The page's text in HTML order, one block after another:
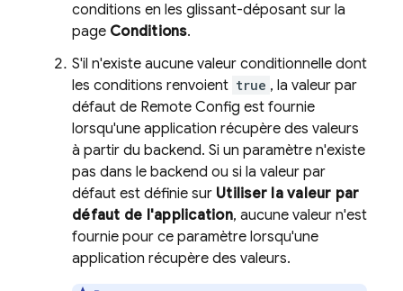
conditions en les glissant-déposant sur la
page Conditions.
S'il n'existe aucune valeur conditionnelle dont
les conditions renvoient true , la valeur par
défaut de Remote Config est fournie
lorsqu'une application récupère des valeurs
à partir du backend. Si un paramètre n'existe
pas dans le backend ou si la valeur par
défaut est définie sur Utiliser la valeur par
défaut de l'application, aucune valeur n'est
fournie pour ce paramètre lorsqu'une
application récupère des valeurs.